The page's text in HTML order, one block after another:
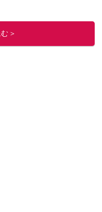
オシストの他の記事を読む
＞